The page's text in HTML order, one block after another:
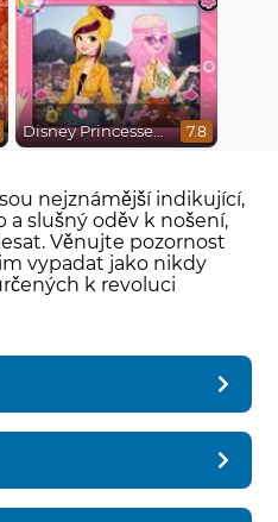
Disney Princesses : Boho vs Edgy 7.8
nejznámější indikující,
slušný oděv k nošení,
Věnujte pozornost
vypadat jako nikdy
k revoluci